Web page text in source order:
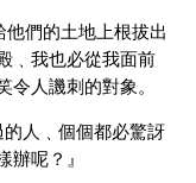
們的土地上根拔出
﹑我也必從我面前
人譏刺的對象。
人﹑個個都必驚訝
呢？』